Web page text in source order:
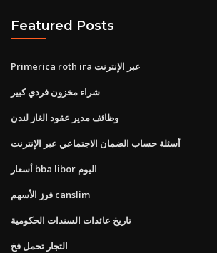
Featured Posts
Primerica roth ira عبر الإنترنت
شراء مخزون فردي كبير
وظائف مدير عقود الغاز لندن
أسئلة حساب الضمان الاجتماعي عبر الإنترنت
أسعار bba libor اليوم
فرز الأسهم canslim
تاريخ عائدات السندات الحكومية
التجار تحمل فخ